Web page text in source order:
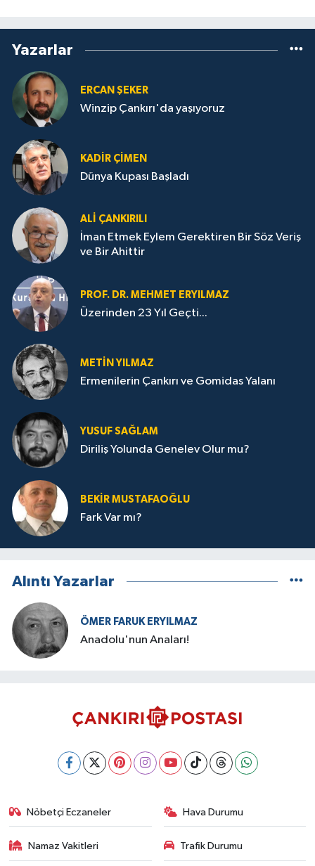
Yazarlar
ERCAN ŞEKER
Winzip Çankırı'da yaşıyoruz
KADIR ÇIMEN
Dünya Kupası Başladı
ALI ÇANKIRILI
İman Etmek Eylem Gerektiren Bir Söz Veriş
ve Bir Ahittir
PROF. DR. MEHMET ERYILMAZ
Üzerinden 23 Yıl Geçti...
METIN YILMAZ
Ermenilerin Çankırı ve Gomidas Yalanı
YUSUF SAĞLAM
Diriliş Yolunda Genelev Olur mu?
BEKIR MUSTAFAOĞLU
Fark Var mı?
Alıntı Yazarlar
ÖMER FARUK ERYILMAZ
Anadolu'nun Anaları!
Nöbetçi Eczaneler Hava Durumu
Namaz Vakitleri Trafik Durumu